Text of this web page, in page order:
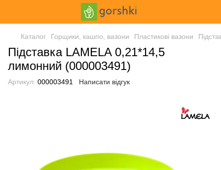
Каталог Горщики, кашпо, вазони Пластикові вазони
Підставка LAMELA 0,21*14,5
лимонний (000003491)
Артикул: 000003491 Написати відгук